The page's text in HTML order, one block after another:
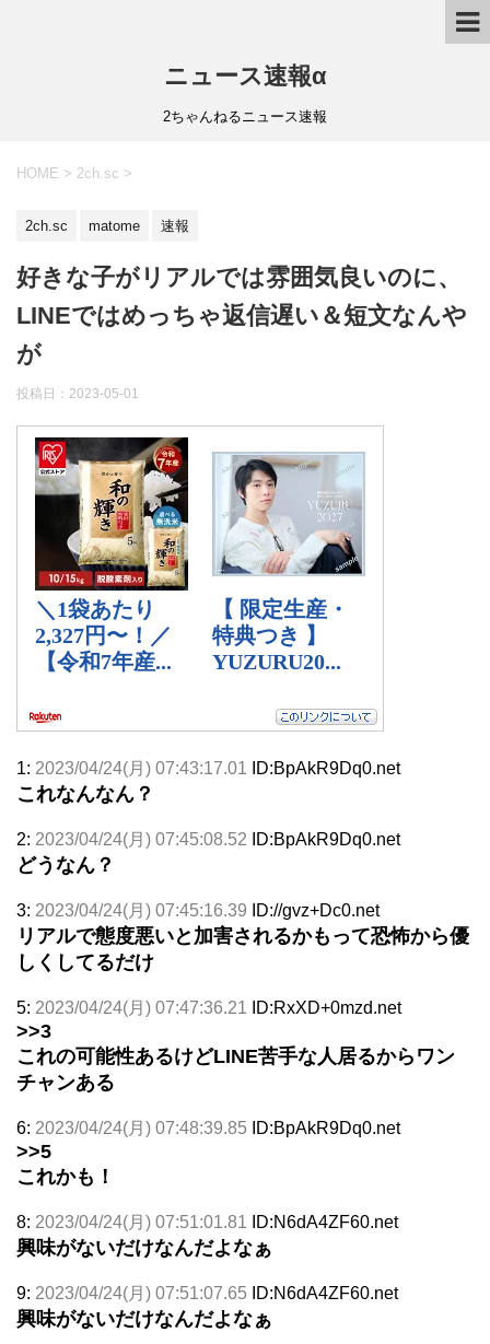
ニュース速報α
2ちゃんねるニュース速報
HOME > 2ch.sc >
2ch.sc matome 速報
好きな子がリアルでは雰囲気良いのに、
LINEではめっちゃ返信遅い＆短文なんや
が
投稿日： 2023-05-01
1: 2023/04/24(月) 07:43:17.01 ID:BpAkR9Dq0.net
これなんなん？
2: 2023/04/24(月) 07:45:08.52 ID:BpAkR9Dq0.net
どうなん？
3: 2023/04/24(月) 07:45:16.39 ID://gvz+Dc0.net
リアルで態度悪いと加害されるかもって恐怖から優
しくしてるだけ
5: 2023/04/24(月) 07:47:36.21 ID:RxXD+0mzd.net
>>3
これの可能性あるけどLINE苦手な人居るからワン
チャンある
6: 2023/04/24(月) 07:48:39.85 ID:BpAkR9Dq0.net
>>5
これかも！
8: 2023/04/24(月) 07:51:01.81 ID:N6dA4ZF60.net
興味がないだけなんだよなぁ
9: 2023/04/24(月) 07:51:07.65 ID:N6dA4ZF60.net
興味がないだけなんだよなぁ